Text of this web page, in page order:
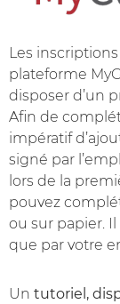
Les
plateforme
disposer d’un
Afin de
impératif
signé par
lors de la
pouvez
ou sur papier.
que par votre
Un tutoriel,